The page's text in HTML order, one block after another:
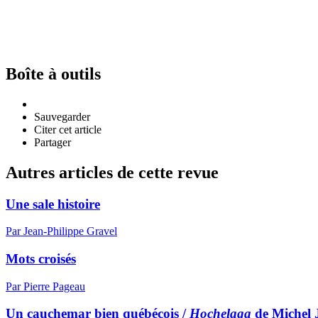
Boîte à outils
Sauvegarder
Citer cet article
Partager
Autres articles de cette revue
Une sale histoire
Par Jean-Philippe Gravel
Mots croisés
Par Pierre Pageau
Un cauchemar bien québécois /Hochelaga de Michel